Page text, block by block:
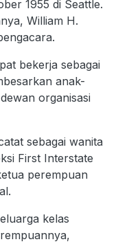
1955 di Seattle.
William H.
bekerja sebagai
anak-
organisasi
sebagai wanita
First Interstate
perempuan
kelas